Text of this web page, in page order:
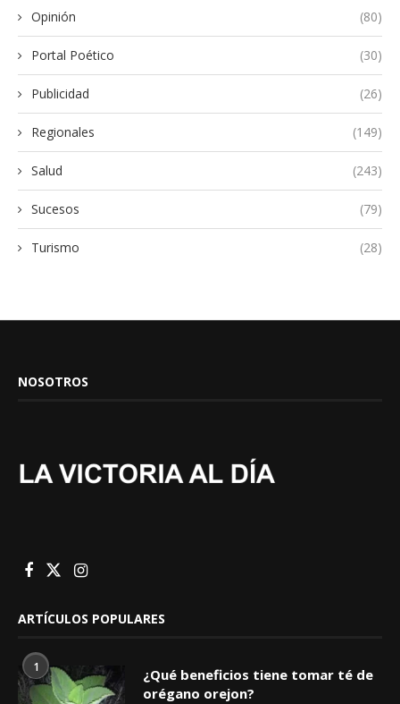
Opinión (80)
Portal Poético (30)
Publicidad (26)
Regionales (149)
Salud (243)
Sucesos (79)
Turismo (28)
NOSOTROS
ARTÍCULOS POPULARES
1
¿Qué beneficios tiene tomar té de
orégano orejon?